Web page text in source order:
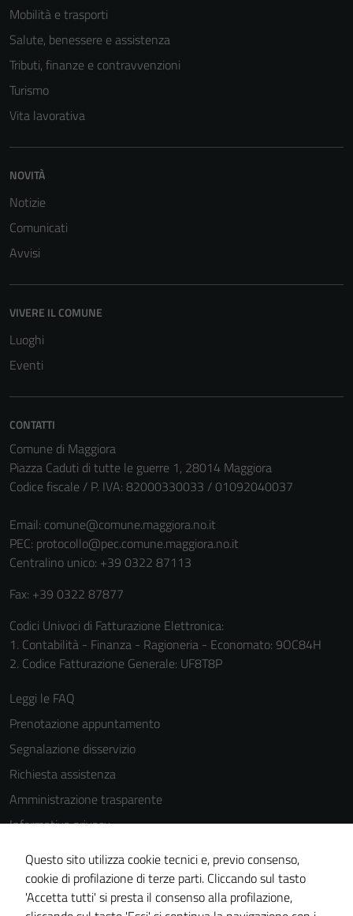
Mobilità e trasporti
Salute, benessere e assistenza
Tributi, finanze e contravvenzioni
Turismo
Vita lavorativa
NOVITÀ
Notizie
Comunicati
Avvisi
VIVERE IL COMUNE
Luoghi
Eventi
CONTATTI
Comune di Maggiora
Piazza Caduti di tutte le guerre 1, 28014 Maggiora
Codice fiscale / P. IVA: 82000330033 / 01092040037
Email: comune@comune.maggiora.no.it
PEC: protocollo@pec.comune.maggiora.no.it
Centralino unico: +39 0322 87113
Fax: +39 0322 87877
Codici Univoci di Fatturazione Elettronica:
1. Contabilità - Finanza - Ragioneria - Economato: 9OC84H
2. Codice Fatturazione Generale: UF8T8P
Leggi le FAQ
Prenotazione appuntamento
Segnalazione disservizio
Richiesta assistenza
Amministrazione trasparente
Informativa privacy
Cookie Policy
Note legali
Dichiarazione di accessibilità
Questo sito utilizza cookie tecnici e, previo consenso,
cookie di profilazione di terze parti. Cliccando sul tasto
'Accetta tutti' si presta il consenso alla profilazione,
Tecnici